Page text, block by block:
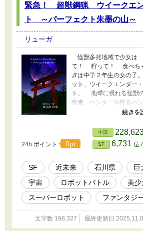
緊急！ 超獣鋼猟 ウイークエン
ト ～パーフェクト朱墨の山～
リューガ
怪獣多発地域で少女は
て！ 狩って！ 食べち
ぎは中学２年生の女の
ット、ウイークエンダー
ト。 地球に現れる怪獣
食者、ハンターを狩るハ
のお話は。 政財界のお
YouTuberしたり。 後
仲を取り持ったり。 大規
異世界人に攻めこまれた
縁のなさそうな設定も語
イメージ元はGma-GDW
トから。
24h.ポイント 0pt
小説
SF 6,731 位
SF 近未来 石川県
巨
宇宙
ロボットバトル 美少
スーパーロボット
ファンタジ
文字数 198,327 最終更新日